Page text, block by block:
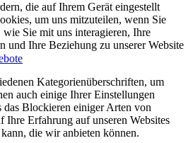
die auf Ihrem Gerät eingestellt
um uns mitzuteilen, wenn Sie
wie Sie mit uns interagieren, Ihre
und Ihre Beziehung zu unserer Website
Kategorienüberschriften, um
auch einige Ihrer Einstellungen
das Blockieren einiger Arten von
Erfahrung auf unseren Websites
die wir anbieten können.